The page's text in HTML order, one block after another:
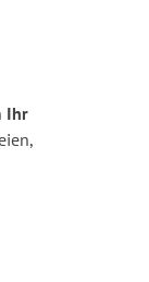
Ihr